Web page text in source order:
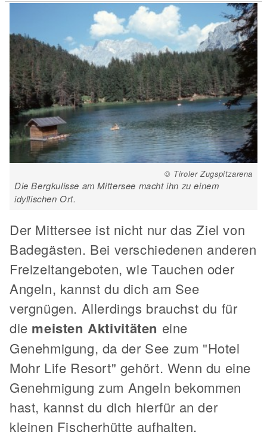
© Tiroler Zugspitzarena
Die Bergkulisse am Mittersee macht ihn zu einem
idyllischen Ort.
Der Mittersee ist nicht nur das Ziel von
Badegästen. Bei verschiedenen anderen
Freizeitangeboten, wie Tauchen oder
Angeln, kannst du dich am See
vergnügen. Allerdings brauchst du für
die meisten Aktivitäten eine
Genehmigung, da der See zum "Hotel
Mohr Life Resort" gehört. Wenn du eine
Genehmigung zum Angeln bekommen
hast, kannst du dich hierfür an der
kleinen Fischerhütte aufhalten.